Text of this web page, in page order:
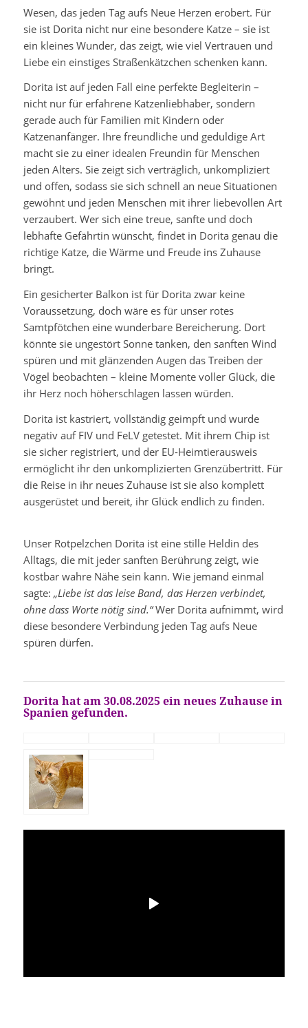
Wesen, das jeden Tag aufs Neue Herzen erobert. Für
sie ist Dorita nicht nur eine besondere Katze – sie ist
ein kleines Wunder, das zeigt, wie viel Vertrauen und
Liebe ein einstiges Straßenkätzchen schenken kann.
Dorita ist auf jeden Fall eine perfekte Begleiterin –
nicht nur für erfahrene Katzenliebhaber, sondern
gerade auch für Familien mit Kindern oder
Katzenanfänger. Ihre freundliche und geduldige Art
macht sie zu einer idealen Freundin für Menschen
jeden Alters. Sie zeigt sich verträglich, unkompliziert
und offen, sodass sie sich schnell an neue Situationen
gewöhnt und jeden Menschen mit ihrer liebevollen Art
verzaubert. Wer sich eine treue, sanfte und doch
lebhafte Gefährtin wünscht, findet in Dorita genau die
richtige Katze, die Wärme und Freude ins Zuhause
bringt.
Ein gesicherter Balkon ist für Dorita zwar keine
Voraussetzung, doch wäre es für unser rotes
Samtpfötchen eine wunderbare Bereicherung. Dort
könnte sie ungestört Sonne tanken, den sanften Wind
spüren und mit glänzenden Augen das Treiben der
Vögel beobachten – kleine Momente voller Glück, die
ihr Herz noch höherschlagen lassen würden.
Dorita ist kastriert, vollständig geimpft und wurde
negativ auf FIV und FeLV getestet. Mit ihrem Chip ist
sie sicher registriert, und der EU-Heimtierausweis
ermöglicht ihr den unkomplizierten Grenzübertritt. Für
die Reise in ihr neues Zuhause ist sie also komplett
ausgerüstet und bereit, ihr Glück endlich zu finden.
Unser Rotpelzchen Dorita ist eine stille Heldin des
Alltags, die mit jeder sanften Berührung zeigt, wie
kostbar wahre Nähe sein kann. Wie jemand einmal
sagte: „Liebe ist das leise Band, das Herzen verbindet,
ohne dass Worte nötig sind.“Wer Dorita aufnimmt, wird
diese besondere Verbindung jeden Tag aufs Neue
spüren dürfen.
Dorita hat am 30.08.2025 ein neues Zuhause in
Spanien gefunden.